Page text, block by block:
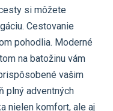
si môžete
Cestovanie
pohodlia. Moderné
na batožinu vám
vašim
plný adventných
nielen komfort, ale aj